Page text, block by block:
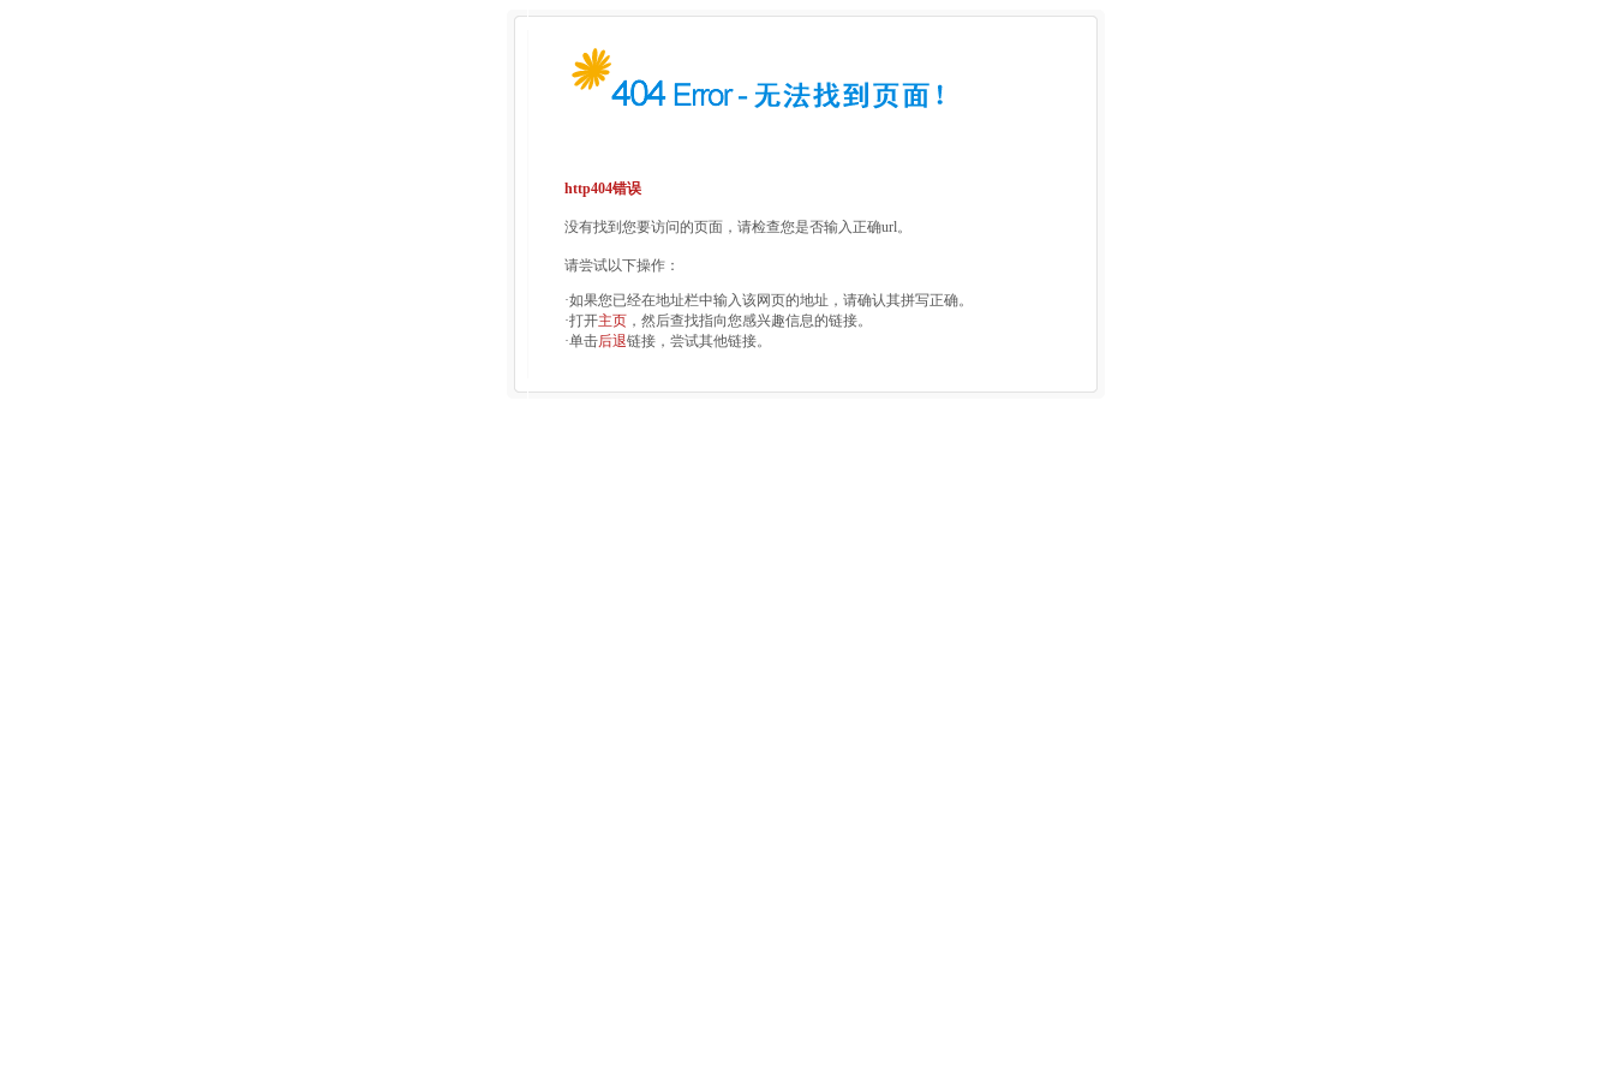
http404错误
没有找到您要访问的页面，请检查您是否输入正确url。
请尝试以下操作：
·如果您已经在地址栏中输入该网页的地址，请确认其拼写正确。
·打开主页 ，然后查找指向您感兴趣信息的链接。
·单击后退链接，尝试其他链接。